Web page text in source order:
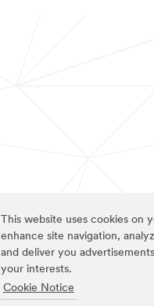
This website uses cookies on
enhance site navigation,
and deliver you
your interests.
Cookie Notice